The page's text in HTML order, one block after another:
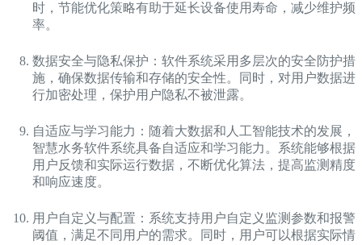
时，节能优化策略有助于延长设备使用寿命，减少维护频
率。
数据安全与隐私保护：软件系统采用多层次的安全防护措
施，确保数据传输和存储的安全性。同时，对用户数据进
行加密处理，保护用户隐私不被泄露。
自适应与学习能力：随着大数据和人工智能技术的发展，
智慧水务软件系统具备自适应和学习能力。系统能够根据
用户反馈和实际运行数据，不断优化算法，提高监测精度
和响应速度。
用户自定义与配置：系统支持用户自定义监测参数和报警
阈值，满足不同用户的需求。同时，用户可以根据实际情